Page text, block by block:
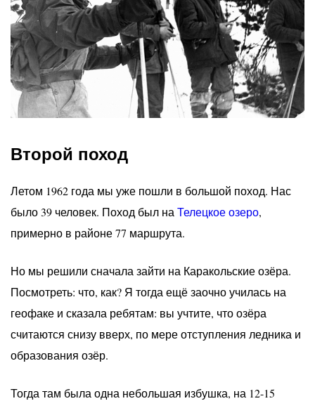
Второй поход
Летом 1962 года мы уже пошли в большой поход. Нас
было 39 человек. Поход был на Телецкое озеро,
примерно в районе 77 маршрута.
Но мы решили сначала зайти на Каракольские озёра.
Посмотреть: что, как? Я тогда ещё заочно училась на
геофаке и сказала ребятам: вы учтите, что озёра
считаются снизу вверх, по мере отступления ледника и
образования озёр.
Тогда там была одна небольшая избушка, на 12-15